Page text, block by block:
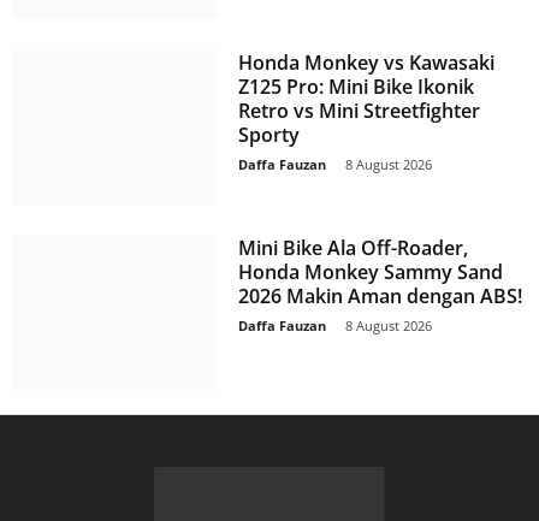
Honda Monkey vs Kawasaki
Z125 Pro: Mini Bike Ikonik
Retro vs Mini Streetfighter
Sporty
Daffa Fauzan 8 August 2026
Mini Bike Ala Off-Roader,
Honda Monkey Sammy Sand
2026 Makin Aman dengan ABS!
Daffa Fauzan 8 August 2026